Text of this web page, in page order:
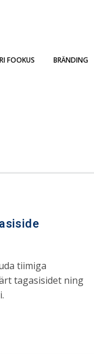
FOOKUS BRÄNDING
tiimiga
tagasisidet ning